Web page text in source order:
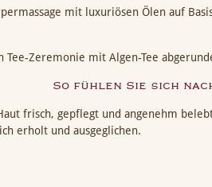
mit luxuriösen Ölen auf
Zeremonie mit Algen-Tee
So fühlen Sie sich
frisch, gepflegt und angenehm
erholt und ausgeglichen.